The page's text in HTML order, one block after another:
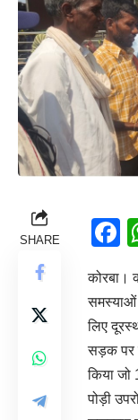
SHARE
कोरबा।
समस्याओं
लिए
सड़क पर
किया जो
पोड़ी